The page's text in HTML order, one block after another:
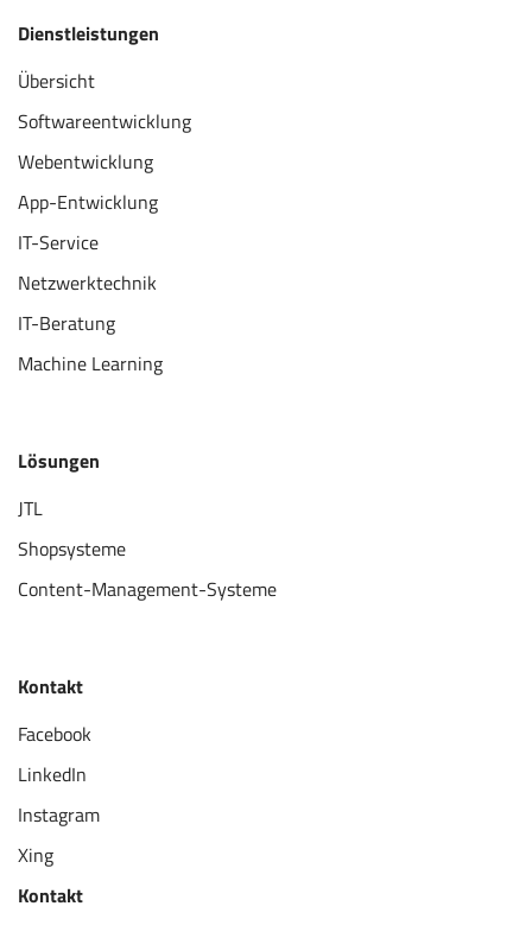
Dienstleistungen
Übersicht
Softwareentwicklung
Webentwicklung
App-Entwicklung
IT-Service
Netzwerktechnik
IT-Beratung
Machine Learning
Lösungen
JTL
Shopsysteme
Content-Management-Systeme
Kontakt
Facebook
LinkedIn
Instagram
Xing
Kontakt